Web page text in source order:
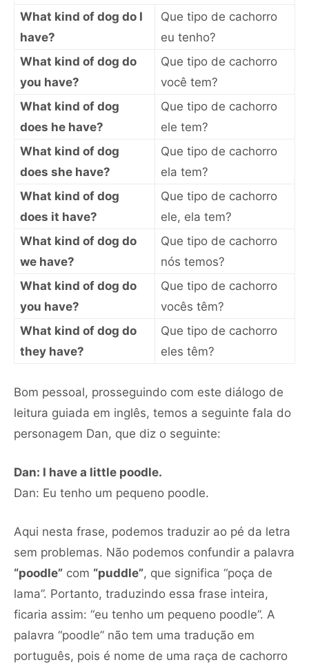
What kind of dog do I
have?
Que tipo de cachorro
eu tenho?
What kind of dog do
you have?
Que tipo de cachorro
você tem?
What kind of dog
does he have?
Que tipo de cachorro
ele tem?
What kind of dog
does she have?
Que tipo de cachorro
ela tem?
What kind of dog
does it have?
Que tipo de cachorro
ele, ela tem?
What kind of dog do
we have?
Que tipo de cachorro
nós temos?
What kind of dog do
you have?
Que tipo de cachorro
vocês têm?
What kind of dog do
they have?
Que tipo de cachorro
eles têm?
Bom pessoal, prosseguindo com este diálogo de
leitura guiada em inglês, temos a seguinte fala do
personagem Dan, que diz o seguinte:
Dan: I have a little poodle.
Dan: Eu tenho um pequeno poodle.
Aqui nesta frase, podemos traduzir ao pé da letra
sem problemas. Não podemos confundir a palavra
“poodle” com “puddle”, que significa “poça de
lama”. Portanto, traduzindo essa frase inteira,
ficaria assim: “eu tenho um pequeno poodle”. A
palavra “poodle” não tem uma tradução em
português, pois é nome de uma raça de cachorro